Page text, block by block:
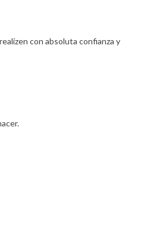
con absoluta confianza y